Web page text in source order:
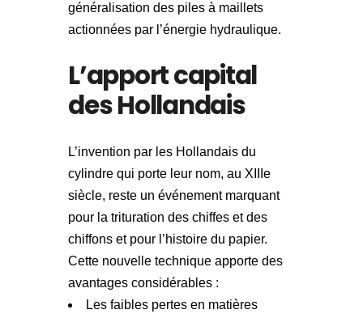
généralisation des piles à maillets
actionnées par l’énergie hydraulique.
L’apport capital
des Hollandais
L’invention par les Hollandais du
cylindre qui porte leur nom, au XIIIe
siècle, reste un événement marquant
pour la trituration des chiffes et des
chiffons et pour l’histoire du papier.
Cette nouvelle technique apporte des
avantages considérables :
Les faibles pertes en matières